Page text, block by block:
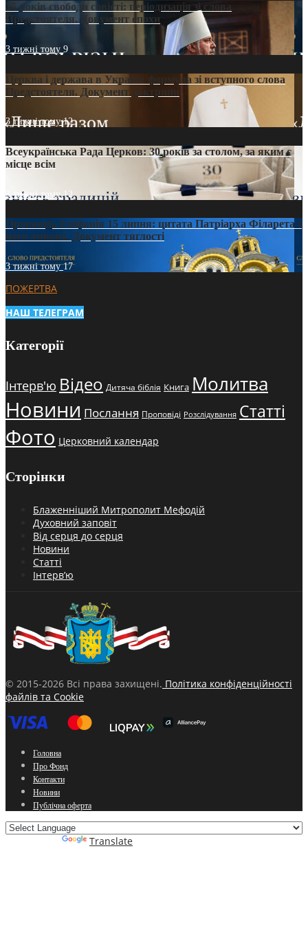
35 років свободи совісті: періодизація зі слова
Предстоятеля. Документ епохи
3 тижні тому 9
Церква і держава в Україні: формула зі вступного слова
Предстоятеля. Документ доктрини
3 тижні тому12
Всеукраїнська Рада Церков: 30 років за столом, за яким є
місце всім
3 тижні тому12
Проповідь Епіфанія 15 липня: цитата Патріарха Філарета з
його амвона. Документ тяглості
3 тижні тому17
ПОЖЕРТВА
НАШ ТЕЛЕГРАМ
Категорії
Інтерв'ю Відео Дитяча біблія Книга Молитва
Новини Послання Проповіді Розслідування Статті
Фото Церковний календар
Сторінки
Блаженніший Митрополит Мефодій
Духовний заповіт
Від серця до серця
Новини
Статті
Інтерв’ю
© 2015-2026 Всі права захищені. Політика конфіденційності
файлів та Cookie
Головна
Про Фонд
Контакти
Новини
Публічна оферта
Translate